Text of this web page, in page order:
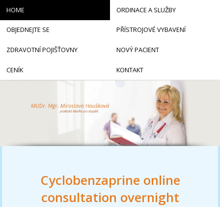
Cyclobenzaprine online
consultation overnight
HOME ORDINACE A SLUŽBY
OBJEDNEJTE SE PŘÍSTROJOVÉ VYBAVENÍ
ZDRAVOTNÍ POJIŠŤOVNY NOVÝ PACIENT
CENÍK KONTAKT